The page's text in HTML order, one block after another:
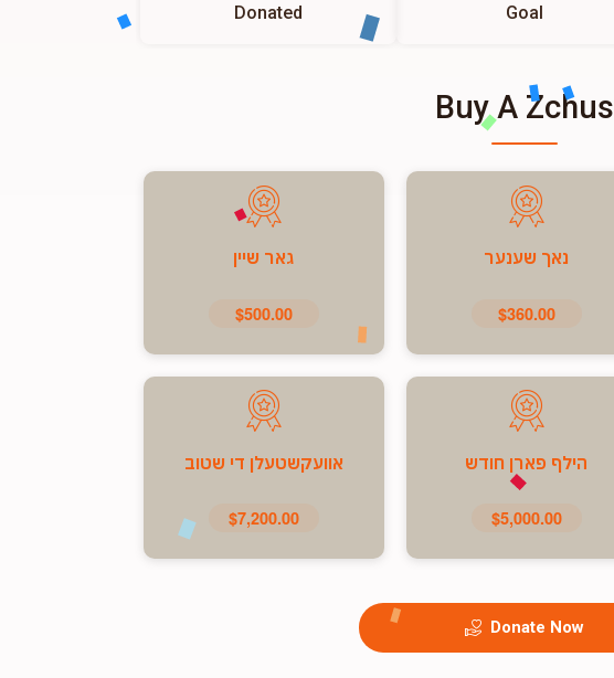
Donated Goal
Buy A Zchus
נאך שענער
$360.00
גאר שיין
$500.00
הילף פארן חודש
$5,000.00
אוועקשטעלן די שטוב
$7,200.00
Donate Now